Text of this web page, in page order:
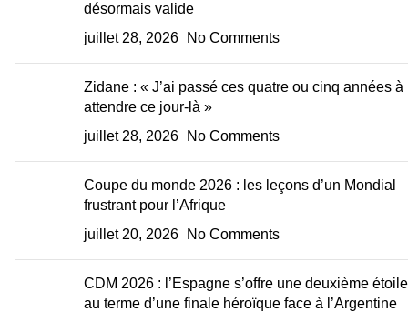
désormais valide
juillet 28, 2026
No Comments
Zidane : « J’ai passé ces quatre ou cinq années à
attendre ce jour-là »
juillet 28, 2026
No Comments
Coupe du monde 2026 : les leçons d’un Mondial
frustrant pour l’Afrique
juillet 20, 2026
No Comments
CDM 2026 : l’Espagne s’offre une deuxième étoile
au terme d’une finale héroïque face à l’Argentine